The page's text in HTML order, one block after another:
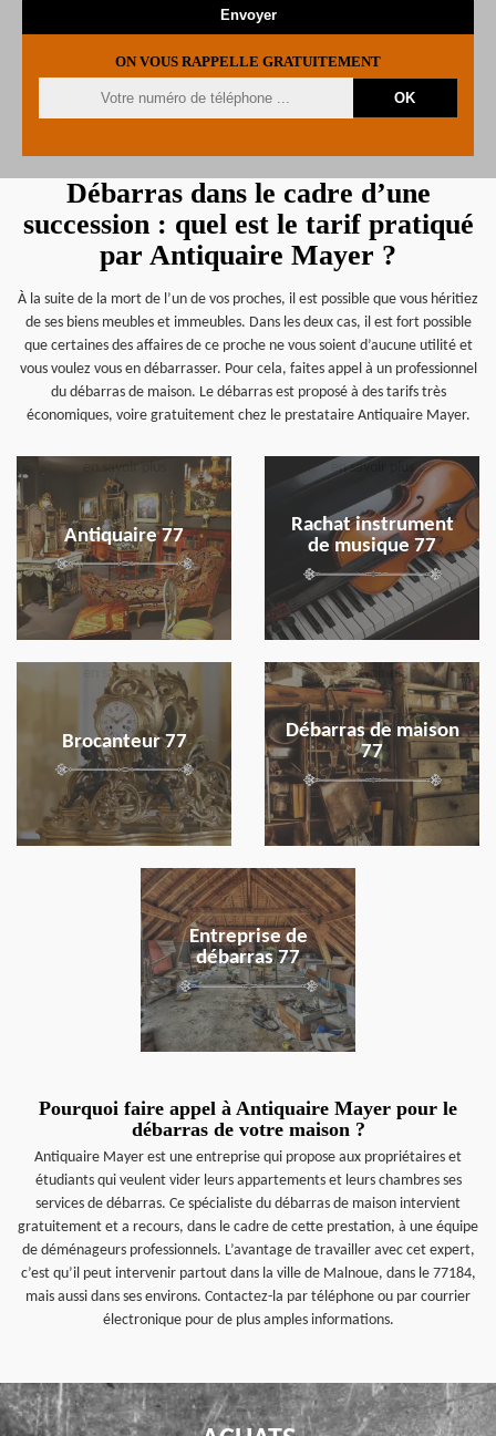
ON VOUS RAPPELLE GRATUITEMENT
Débarras dans le cadre d’une
succession : quel est le tarif pratiqué
par Antiquaire Mayer ?
À la suite de la mort de l’un de vos proches, il est possible que vous héritiez
de ses biens meubles et immeubles. Dans les deux cas, il est fort possible
que certaines des affaires de ce proche ne vous soient d’aucune utilité et
vous voulez vous en débarrasser. Pour cela, faites appel à un professionnel
du débarras de maison. Le débarras est proposé à des tarifs très
économiques, voire gratuitement chez le prestataire Antiquaire Mayer.
Antiquaire 77
en savoir plus
Rachat instrument
de musique 77
en savoir plus
Brocanteur 77
en savoir plus
Débarras de maison
77
en savoir plus
Entreprise de
débarras 77
en savoir plus
Pourquoi faire appel à Antiquaire Mayer pour le
débarras de votre maison ?
Antiquaire Mayer est une entreprise qui propose aux propriétaires et
étudiants qui veulent vider leurs appartements et leurs chambres ses
services de débarras. Ce spécialiste du débarras de maison intervient
gratuitement et a recours, dans le cadre de cette prestation, à une équipe
de déménageurs professionnels. L’avantage de travailler avec cet expert,
c’est qu’il peut intervenir partout dans la ville de Malnoue, dans le 77184,
mais aussi dans ses environs. Contactez-la par téléphone ou par courrier
électronique pour de plus amples informations.